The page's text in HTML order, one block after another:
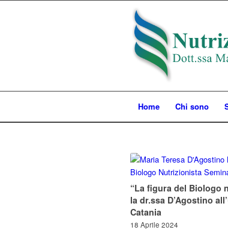
Home Chi sono
“La figura del Biologo
la dr.ssa D’Agostino
Catania
18 Aprile 2024